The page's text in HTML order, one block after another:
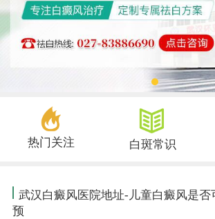
热门关注 白斑常识
武汉白癜风医院地址-儿童白癜风是否
预